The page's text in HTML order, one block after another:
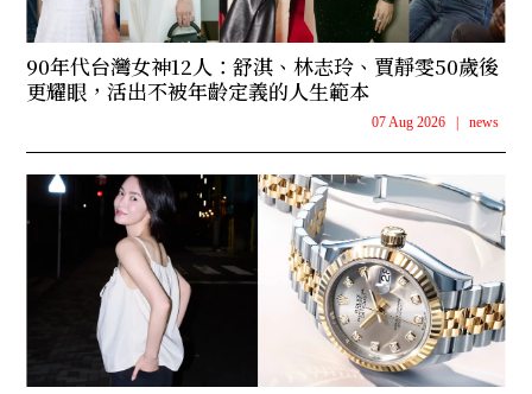
90年代台灣女神12人：舒淇、林志玲、賈靜雯50歲後
更耀眼，活出不被年齡定義的人生範本
07 Aug 2026 news